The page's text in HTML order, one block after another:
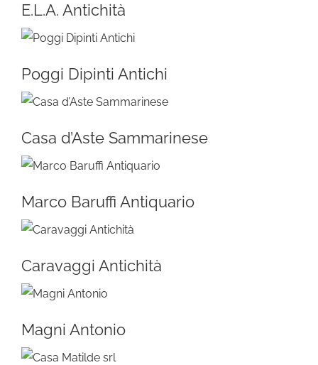
E.L.A. Antichità
Poggi Dipinti Antichi
Casa d’Aste Sammarinese
Marco Baruffi Antiquario
Caravaggi Antichità
Magni Antonio